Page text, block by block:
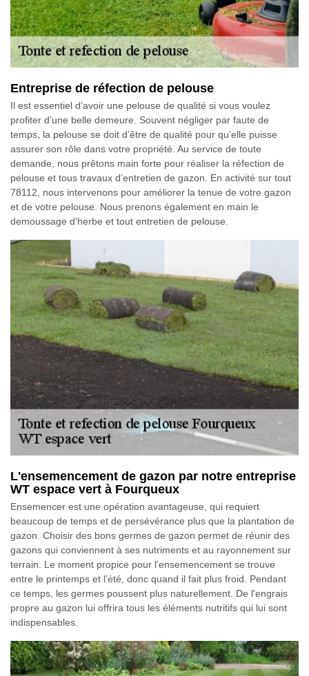
Entreprise de réfection de pelouse
Il est essentiel d’avoir une pelouse de qualité si vous voulez
profiter d’une belle demeure. Souvent négliger par faute de
temps, la pelouse se doit d’être de qualité pour qu’elle puisse
assurer son rôle dans votre propriété. Au service de toute
demande, nous prêtons main forte pour réaliser la réfection de
pelouse et tous travaux d’entretien de gazon. En activité sur tout
78112, nous intervenons pour améliorer la tenue de votre gazon
et de votre pelouse. Nous prenons également en main le
demoussage d’herbe et tout entretien de pelouse.
L'ensemencement de gazon par notre entreprise
WT espace vert à Fourqueux
Ensemencer est une opération avantageuse, qui requiert
beaucoup de temps et de persévérance plus que la plantation de
gazon. Choisir des bons germes de gazon permet de réunir des
gazons qui conviennent à ses nutriments et au rayonnement sur
terrain. Le moment propice pour l’ensemencement se trouve
entre le printemps et l’été, donc quand il fait plus froid. Pendant
ce temps, les germes poussent plus naturellement. De l'engrais
propre au gazon lui offrira tous les éléments nutritifs qui lui sont
indispensables.